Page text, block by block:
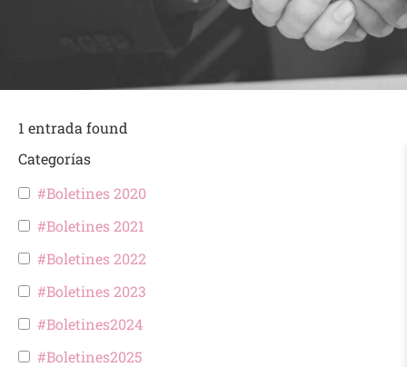
1 entrada found
Categorías
#Boletines 2020
#Boletines 2021
#Boletines 2022
#Boletines 2023
#Boletines2024
#Boletines2025